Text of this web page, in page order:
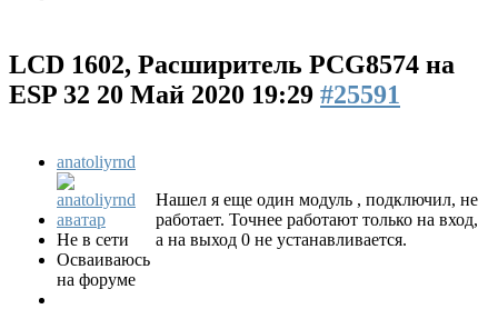
LCD 1602, Расширитель PCG8574 на
ESP 32 20 Май 2020 19:29 #25591
anatoliyrnd
Не в сети
Осваиваюсь
на форуме
Нашел я еще один модуль , подключил, не
работает. Точнее работают только на вход,
а на выход 0 не устанавливается.